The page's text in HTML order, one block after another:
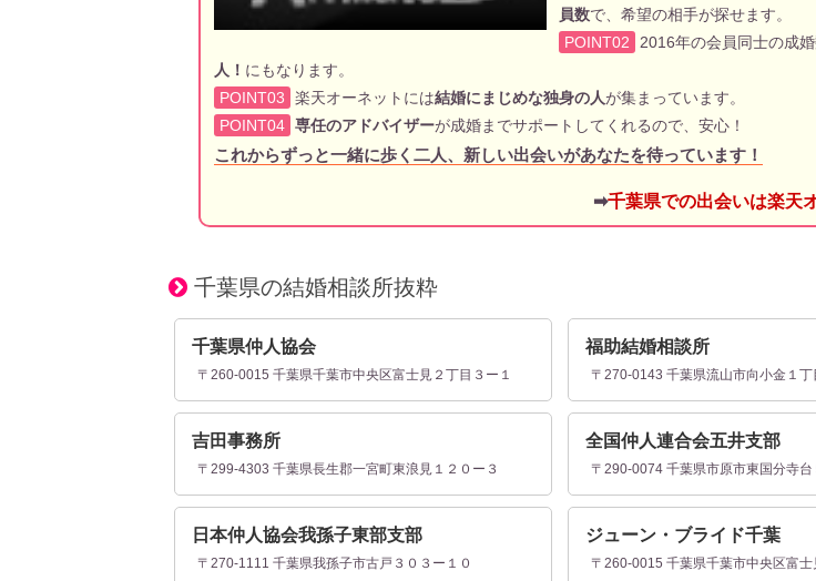
員数で、希望の相手が探せます。
POINT02
2016年の会員同士の成
人！ にもなります。
POINT03
楽天オーネットには結婚にまじめな独身の人が集まっています。
POINT04 専任のアドバイザーが成婚までサポートしてくれるので、安心！
これからずっと一緒に歩く二人、新しい出会いがあなたを待っています！
➡千葉県での出会いは楽天
千葉県の結婚相談所抜粋
千葉県仲人協会
〒260-0015 千葉県千葉市中央区富士見２丁目３ー１
福助結婚相談所
〒270-0143 千葉県流山市向小金１丁
吉田事務所
〒299-4303 千葉県長生郡一宮町東浪見１２０ー３
全国仲人連合会五井支部
〒290-0074 千葉県市原市東国分寺台
日本仲人協会我孫子東部支部
〒270-1111 千葉県我孫子市古戸３０３ー１０
ジューン・ブライド千葉
〒260-0015 千葉県千葉市中央区富士